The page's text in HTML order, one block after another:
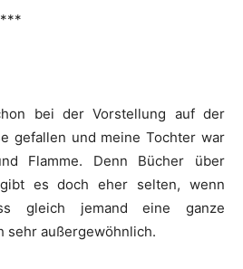
bei der Vorstellung auf der
gefallen und meine Tochter war
Flamme. Denn Bücher über
es doch eher selten, wenn
gleich jemand eine ganze
sehr außergewöhnlich.